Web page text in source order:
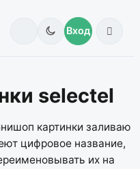
Вход
selectel
картинки заливаю
цифровое название,
их на